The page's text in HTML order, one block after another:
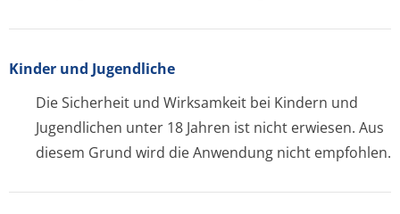
Kinder und Jugendliche
Die Sicherheit und Wirksamkeit bei Kindern und
Jugendlichen unter 18 Jahren ist nicht erwiesen. Aus
diesem Grund wird die Anwendung nicht empfohlen.